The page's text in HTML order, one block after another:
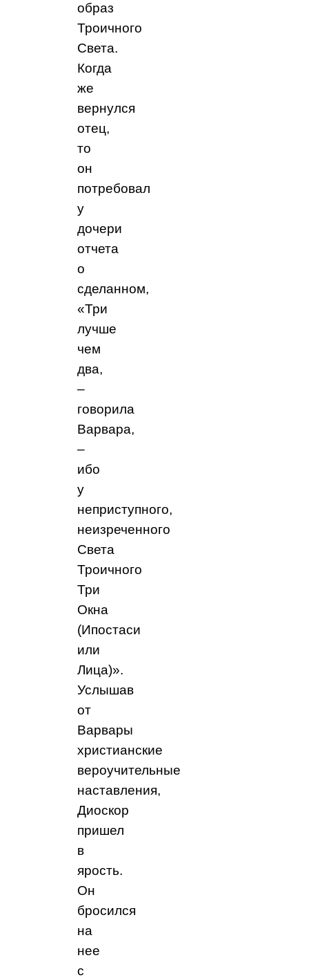
образ
Троичного
Света.
Когда
же
вернулся
отец,
то
он
потребовал
у
дочери
отчета
о
сделанном,
«Три
лучше
чем
два,
–
говорила
Варвара,
–
ибо
у
неприступного,
неизреченного
Света
Троичного
Три
Окна
(Ипостаси
или
Лица)».
Услышав
от
Варвары
христианские
вероучительные
наставления,
Диоскор
пришел
в
ярость.
Он
бросился
на
нее
с